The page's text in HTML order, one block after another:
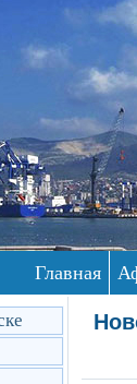
Главная